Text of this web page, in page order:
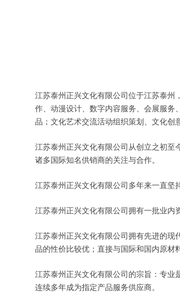
江苏泰州正兴文化有限公司位于江苏泰州
作、动漫设计、数字内容服务、会展服务
品；文化艺术交流活动组织策划、文化创
江苏泰州正兴文化有限公司从创立之初至
诸多国际知名供销商的关注与合作。
江苏泰州正兴文化有限公司多年来一直坚
江苏泰州正兴文化有限公司拥有一批业内
江苏泰州正兴文化有限公司拥有先进的现
品的性价比较优；直接与国际和国内原材
江苏泰州正兴文化有限公司的宗旨：专业
连续多年成为指定产品服务供应商。